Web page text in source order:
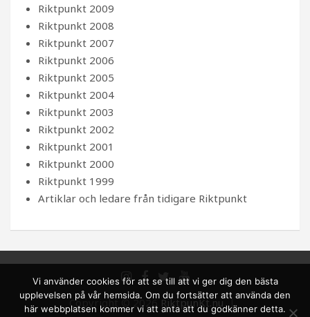
Riktpunkt 2009
Riktpunkt 2008
Riktpunkt 2007
Riktpunkt 2006
Riktpunkt 2005
Riktpunkt 2004
Riktpunkt 2003
Riktpunkt 2002
Riktpunkt 2001
Riktpunkt 2000
Riktpunkt 1999
Artiklar och ledare från tidigare Riktpunkt
Copyright © 2026RiktpunKt.nu
Vi använder cookies för att se till att vi ger dig den bästa
upplevelsen på vår hemsida. Om du fortsätter att använda den
här webbplatsen kommer vi att anta att du godkänner detta.